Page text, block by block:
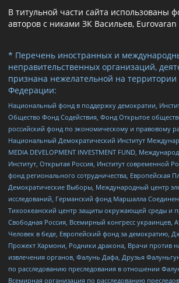
В титульной части сайта использованы
авторов с никами ЗК Васильев, Eurovaran
* Перечень иностранных и
неправительственных организаций,
признана нежелательной на территории
Федерации:
Национальный фонд в поддержку демократии,
Общество Фонд Содействия, Фонд Открытое
российский фонд по экономическому и правовому
Национальный Демократический Институт
MEDIA DEVELOPMENT INVESTMENT FUND,
Институт, Открытая Россия, Институт современной
фонд регионального сотрудничества, Европейская
Демократические Выборы, Международный центр
исследований, Германский фонд Маршалла
Тихоокеанский центр защиты окружающей среды и
Свободная Россия, Всемирный конгресс украинцев,
Человек в беде, Европейский фонд за демократию,
Прожект Хармони, Родники дракона, Врачи против
извлечения органов, Фалунь Дафа, Друзья
по расследованию преследования в отношении
Всемирная организация по расследованию